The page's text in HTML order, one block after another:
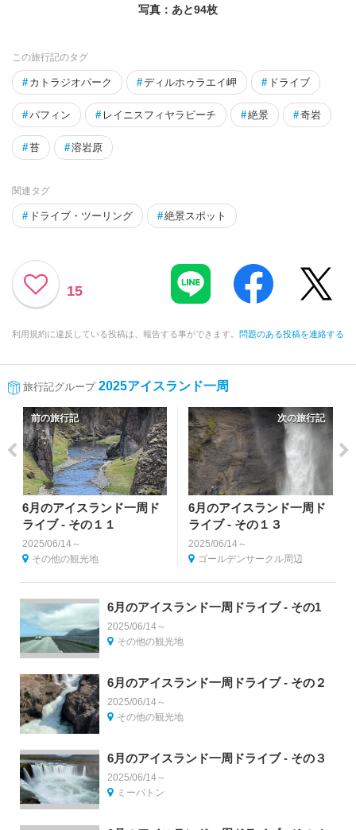
写真：あと94枚
この旅行記のタグ
# カトラジオパーク #ディルホゥラエイ岬 # ドライブ
#パフィン # レイニスフィヤラビーチ #絶景 #奇岩
#苔 #溶岩原
関連タグ
# ドライブ・ツーリング #絶景スポット
15
利用規約に違反している投稿は、報告する事ができます。 問題のある投稿を連絡する
旅行記グループ 2025アイスランド一周
前の旅行記
6月のアイスランド一周ド
ライブ - その１１
2025/06/14～
その他の観光地
次の旅行記
6月のアイスランド一周ド
ライブ - その１３
2025/06/14～
ゴールデンサークル周辺
6月のアイスランド一周ドライブ - その1
2025/06/14～
その他の観光地
6月のアイスランド一周ドライブ - その２
2025/06/14～
その他の観光地
6月のアイスランド一周ドライブ - その３
2025/06/14～
ミーバトン